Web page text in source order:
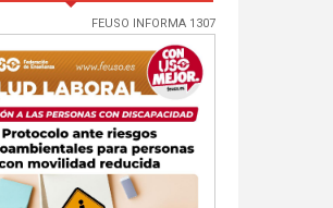
FEUSO INFORMA 1307